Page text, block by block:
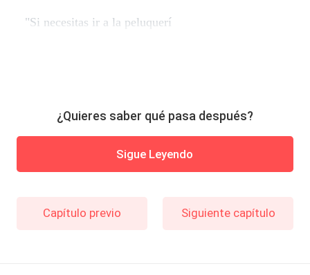
"Si necesitas ir a la peluquerí
¿Quieres saber qué pasa después?
Sigue Leyendo
Capítulo previo Siguiente capítulo